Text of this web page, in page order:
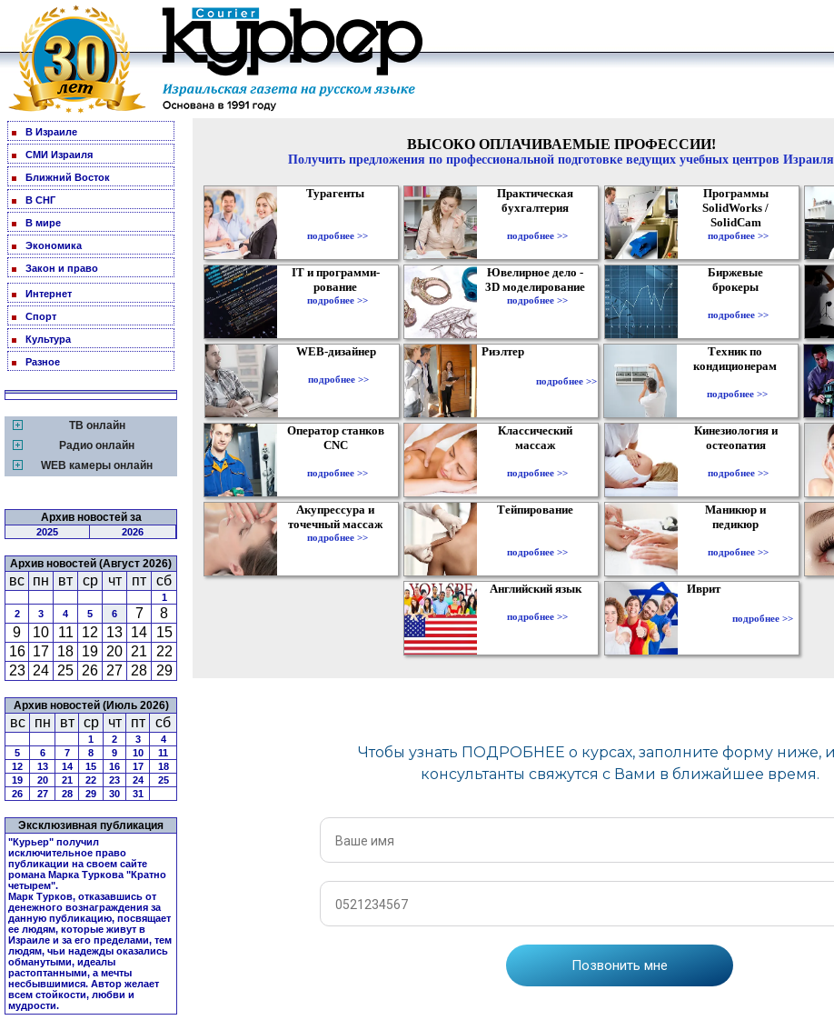
В Израиле
СМИ Израиля
Ближний Восток
В СНГ
В мире
Экономика
Закон и право
Интернет
Спорт
Культура
Разное
ТВ онлайн
Радио онлайн
WEB камеры онлайн
Архив новостей за
2025 2026
Архив новостей (Август 2026)
вс пн вт ср чт пт сб
1
2
3 4 5 6 7
8
9
10 11 12 13 14
15
16 17 18 19 20 21
22
23 24 25 26 27 28 29
Архив новостей (Июль 2026)
вс пн вт ср чт пт сб
1 2 3
4
5
6 7 8 9 10
11
12
13 14 15 16 17
18
19
20 21 22 23 24
25
26
27 28 29 30 31
Эксклюзивная публикация
"Курьер" получил
исключительное право
публикации на своем сайте
романа Марка Туркова "Кратно
четырем".
Марк Турков, отказавшись от
денежного вознаграждения за
данную публикацию, посвящает
ее людям, которые живут в
Израиле и за его пределами, тем
людям, чьи надежды оказались
обманутыми, идеалы
растоптанными, а мечты
несбывшимися. Автор желает
всем стойкости, любви и
мудрости.
ВЫСОКО ОПЛАЧИВАЕМЫЕ ПРОФЕССИИ!
Получить предложения по профессиональной подготовке ведущих учебных центров Израиля
Турагенты
подробнее >>
Практическая
бухгалтерия
подробнее >>
Программы
SolidWorks /
SolidCam
подробнее >>
IT и программи-
рование
подробнее >>
Ювелирное дело -
3D моделирование
подробнее >>
Биржевые
брокеры
подробнее >>
WEB-дизайнер
подробнее >>
Риэлтер
подробнее >>
Техник по
кондиционерам
подробнее >>
Оператор станков
CNC
подробнее >>
Классический
массаж
подробнее >>
Кинезиология и
остеопатия
подробнее >>
Акупрессура и
точечный массаж
подробнее >>
Тейпирование
подробнее >>
Маникюр и
педикюр
подробнее >>
Английский язык
подробнее >>
Иврит
подробнее >>